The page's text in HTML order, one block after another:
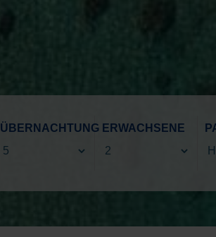
ÜBERNACHTUNG ERWACHSENE